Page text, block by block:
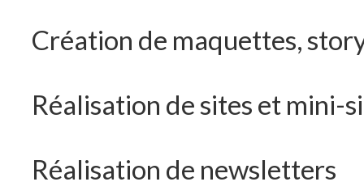
Création de maquettes,
Réalisation de sites et mini-
Réalisation de newsletters